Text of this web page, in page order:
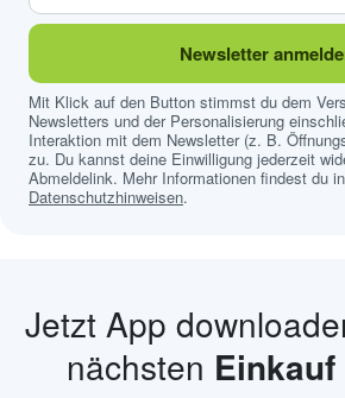
Newsletter
Mit Klick auf den Button stimmst du dem
Newsletters und der Personalisierung
Interaktion mit dem Newsletter (z. B.
zu. Du kannst deine Einwilligung jederzeit
Abmeldelink. Mehr Informationen findest du
Datenschutzhinweisen.
Jetzt App
nächsten